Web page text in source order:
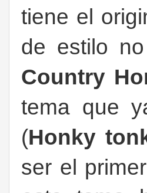
tiene el
de estilo
Country
tema que
(Honky
ser el